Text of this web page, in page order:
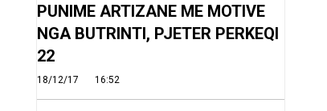
PUNIME ARTIZANE ME MOTIVE
NGA BUTRINTI, PJETER PERKEQI
22
18/12/17 16:52